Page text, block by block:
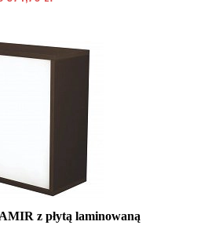
z płytą laminowaną